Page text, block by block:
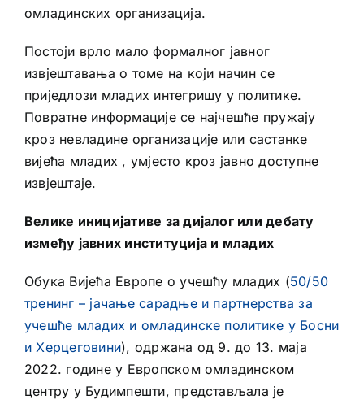
омладинских организација.
Постоји врло мало формалног јавног
извјештавања о томе на који начин се
приједлози младих интегришу у политике.
Повратне информације се најчешће пружају
кроз невладине организације или састанке
вијећа младих , умјесто кроз јавно доступне
извјештаје.
Велике иницијативе за дијалог или дебату
између јавних институција и младих
Обука Вијећа Европе о учешћу младих (50/50
тренинг – јачање сарадње и партнерства за
учешће младих и омладинске политике у Босни
и Херцеговини), одржана од 9. до 13. маја
2022. године у Европском омладинском
центру у Будимпешти, представљала је